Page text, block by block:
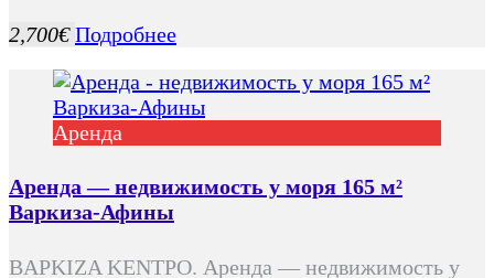
2,700€Подробнее
Аренда
Аренда — недвижимость у моря 165 м²
Варкиза-Афины
ΒΑΡΚΙΖΑ ΚΕΝΤΡΟ. Аренда — недвижимость у